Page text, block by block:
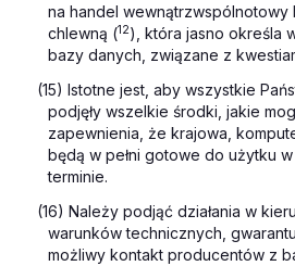
na handel wewnątrzwspólnotowy
chlewną (12), która jasno określa
bazy danych, związane z
(15) Istotne jest, aby wszystkie
podjęły wszelkie środki, jakie
zapewnienia, że krajowa,
będą w pełni gotowe do użytku
terminie.
(16) Należy podjąć działania w
warunków technicznych,
możliwy kontakt producentów z